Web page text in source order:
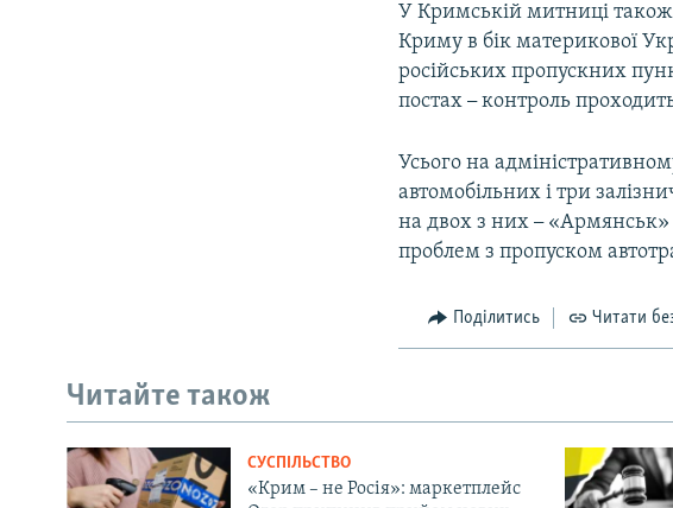
У Кримській митниці
Криму в бік материкової
російських пропускних
постах–контроль
Усього на
автомобільних і три
на двох з них– «Армянськ»
проблем з пропуском
Поділитись Читати
Читайте також
СУСПІЛЬСТВО
«Крим – не Росія»: маркетплейс